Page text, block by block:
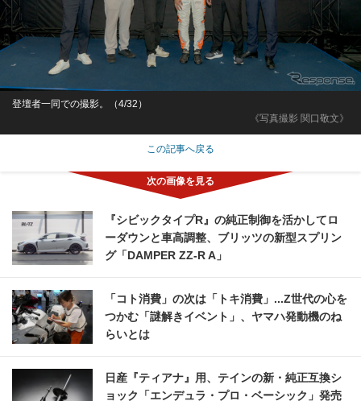
《写真撮影 関口敬文》
登壇者一同での撮影。（4/32）
この記事へ戻る
『シビックタイプR』の純正制御を活かしてロ
ーダウンと車高調整、ブリッツの新型スプリン
グ「DAMPER ZZ-R A」
「コト消費」の次は「トキ消費」...Z世代の心を
つかむ「謎解きイベント」、ヤマハ発動機のね
らいとは
日産『ティアナ』用、テインの新・純正互換シ
ョック「エンデュラ・プロ・ベーシック」発売